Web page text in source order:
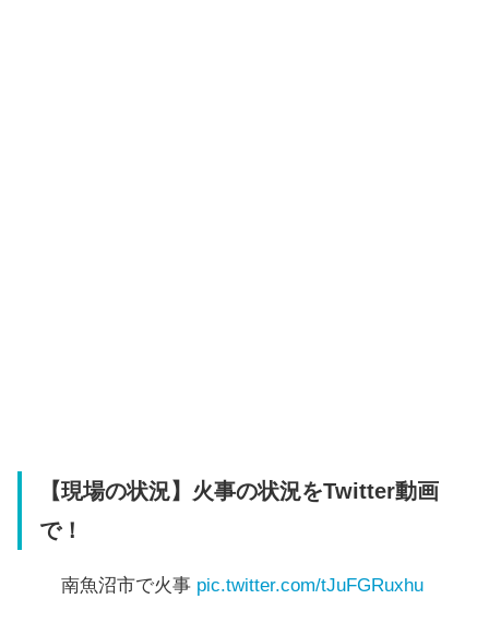
【現場の状況】火事の状況をTwitter動画
で！
南魚沼市で火事 pic.twitter.com/tJuFGRuxhu